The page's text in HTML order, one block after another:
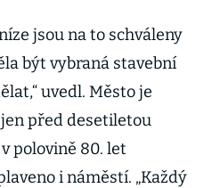
jsou na to schváleny
být vybraná stavební
uvedl. Město je
před desetiletou
polovině 80. let
i náměstí. „Každý